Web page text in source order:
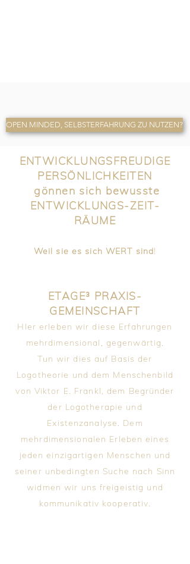
OPEN MINDED, SELBSTERFAHRUNG ZU NUTZEN?
ENTWICKLUNGSFREUDIGE
PERSÖNLICHKEITEN
gönnen sich bewusste
ENTWICKLUNGS-ZEIT-
RÄUME
Weil sie es sich WERT sind!
ETAGE³ PRAXIS-
GEMEINSCHAFT
HIer erleben wir diese Erfahrungen
mehrdimensional, gegenwärtig.
Tun wir dies auf Basis der
Logotheorie und dem Menschenbild
von Viktor E. Frankl, dem Begründer
der Logotherapie und
Existenzanalyse. Dem
mehrdimensionalen Erleben eines
jeden einzigartigen Menschen und
seiner unbedingten Suche nach Sinn
widmen wir uns freigeistig und
kommunikativ kooperativ.